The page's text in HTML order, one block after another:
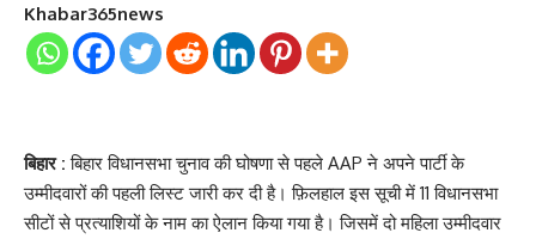
Khabar365news
बिहार :बिहार विधानसभा चुनाव की घोषणा से पहले AAP ने अपने पार्टी के
उम्मीदवारों की पहली लिस्ट जारी कर दी है। फ़िलहाल इस सूची में 11 विधानसभा
सीटों से प्रत्याशियों के नाम का ऐलान किया गया है। जिसमें दो महिला उम्मीदवार